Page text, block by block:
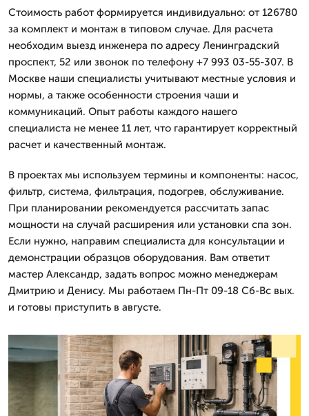
Стоимость работ формируется индивидуально: от 126780
за комплект и монтаж в типовом случае. Для расчета
необходим выезд инженера по адресу Ленинградский
проспект, 52 или звонок по телефону +7 993 03-55-307. В
Москве наши специалисты учитывают местные условия и
нормы, а также особенности строения чаши и
коммуникаций. Опыт работы каждого нашего
специалиста не менее 11 лет, что гарантирует корректный
расчет и качественный монтаж.
В проектах мы используем термины и компоненты: насос,
фильтр, система, фильтрация, подогрев, обслуживание.
При планировании рекомендуется рассчитать запас
мощности на случай расширения или установки спа зон.
Если нужно, направим специалиста для консультации и
демонстрации образцов оборудования. Вам ответит
мастер Александр, задать вопрос можно менеджерам
Дмитрию и Денису. Мы работаем Пн-Пт 09-18 Сб-Вс вых.
и готовы приступить в августе.